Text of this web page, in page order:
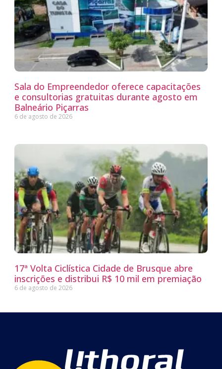
Sala do Empreendedor oferece capacitações
e consultorias gratuitas durante agosto em
Balneário Piçarras
6 de agosto de 2026
17ª Volta Ciclística Cidade de Brusque abre
inscrições e distribui R$ 10 mil em premiação
6 de agosto de 2026